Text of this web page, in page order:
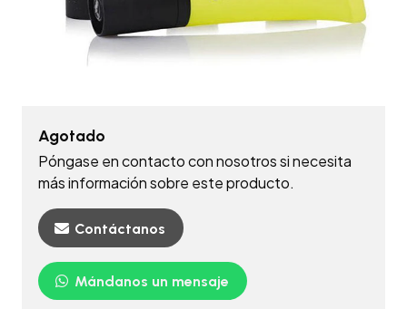
Agotado
Póngase en contacto con nosotros si necesita
más información sobre este producto.
Contáctanos
Mándanos un mensaje